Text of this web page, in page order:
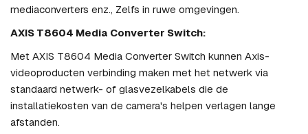
mediaconverters enz., Zelfs in ruwe omgevingen.
AXIS T8604 Media Converter Switch:
Met AXIS T8604 Media Converter Switch kunnen Axis-
videoproducten verbinding maken met het netwerk via
standaard netwerk- of glasvezelkabels die de
installatiekosten van de camera's helpen verlagen lange
afstanden.